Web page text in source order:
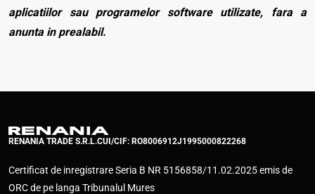
aplicatiilor sau programelor software utilizate, fara a
anunta in prealabil.
RENANIA TRADE S.R.L.CUI/CIF: RO8006912J1995000822268
Certificat de inregistrare Seria B NR 5156858/11.02.2025 emis de
ORC de pe langa Tribunalul Mures